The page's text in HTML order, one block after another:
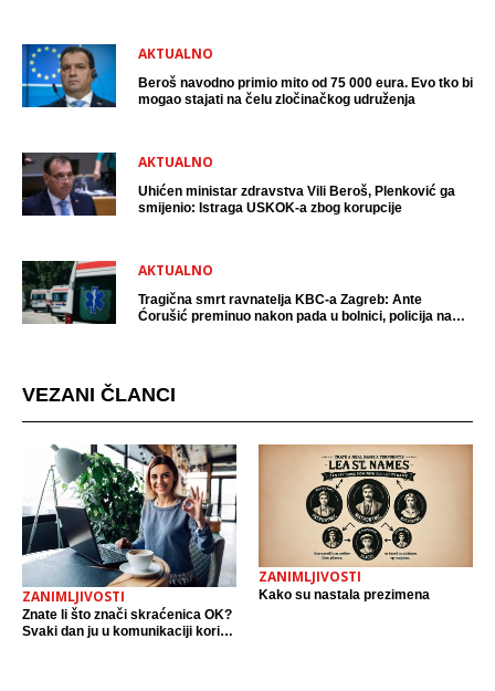
AKTUALNO
Beroš navodno primio mito od 75 000 eura. Evo tko bi
mogao stajati na čelu zločinačkog udruženja
AKTUALNO
Uhićen ministar zdravstva Vili Beroš, Plenković ga
smijenio: Istraga USKOK-a zbog korupcije
AKTUALNO
Tragična smrt ravnatelja KBC-a Zagreb: Ante
Ćorušić preminuo nakon pada u bolnici, policija na
VEZANI ČLANCI
ZANIMLJIVOSTI
Znate li što znači skraćenica OK?
Svaki dan ju u komunikaciji koristi
ZANIMLJIVOSTI
Kako su nastala prezimena